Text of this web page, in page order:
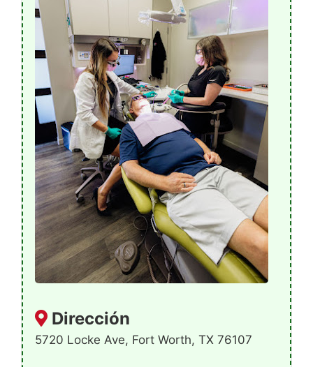
Dirección
5720 Locke Ave, Fort Worth, TX 76107